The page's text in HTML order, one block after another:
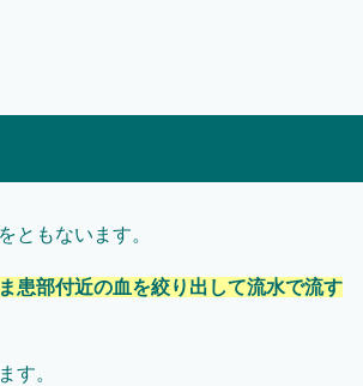
ともないます。
患部付近の血を絞り出して流水で流す
す。